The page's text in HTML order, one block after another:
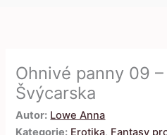
Ohnivé panny 09
Švýcarska
Autor: Lowe Anna
Kategorie: Erotika, Fantasy